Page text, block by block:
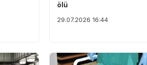
ölü
29.07.2026 16:44